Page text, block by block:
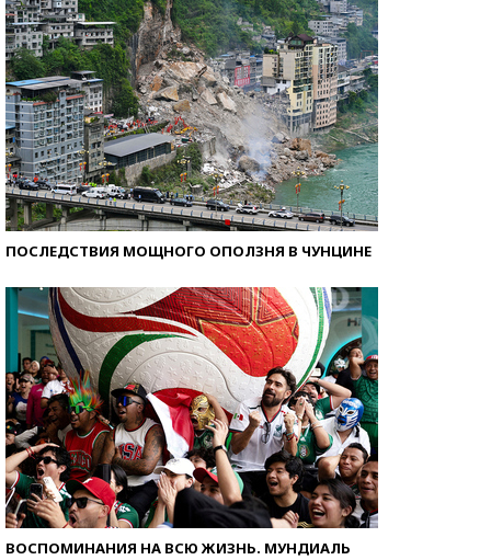
ПОСЛЕДСТВИЯ МОЩНОГО ОПОЛЗНЯ В ЧУНЦИНЕ
ВОСПОМИНАНИЯ НА ВСЮ ЖИЗНЬ. МУНДИАЛЬ